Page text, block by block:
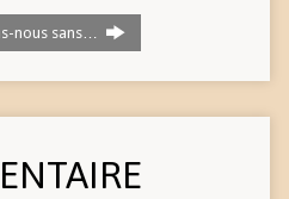
nous sans…